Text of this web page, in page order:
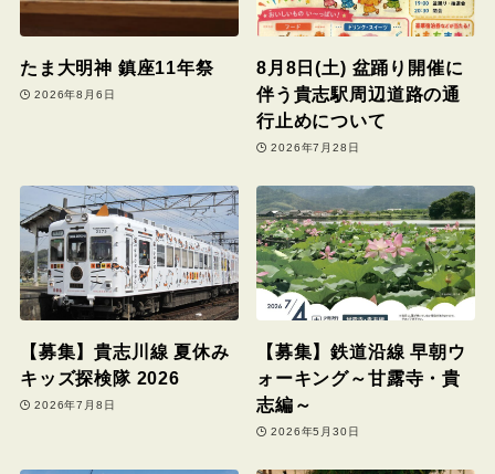
たま大明神 鎮座11年祭
2026年8月6日
8月8日(土) 盆踊り開催に
伴う貴志駅周辺道路の通
行止めについて
2026年7月28日
【募集】貴志川線 夏休み
キッズ探検隊 2026
2026年7月8日
【募集】鉄道沿線 早朝ウ
ォーキング～甘露寺・貴
志編～
2026年5月30日